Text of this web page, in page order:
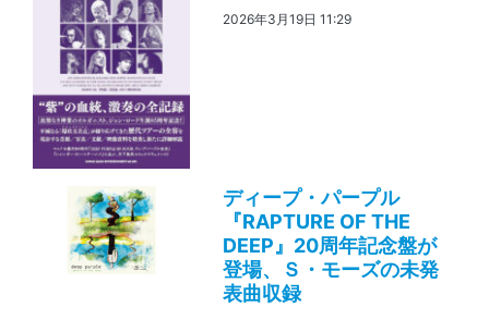
2026年3月19日 11:29
ディープ・パープル
『RAPTURE OF THE
DEEP』20周年記念盤が
登場、Ｓ・モーズの未発
表曲収録